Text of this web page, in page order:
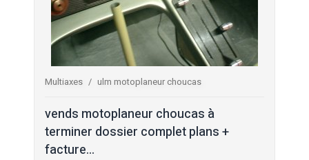
Multiaxes ulm motoplaneur choucas
vends motoplaneur choucas à
terminer dossier complet plans +
facture...